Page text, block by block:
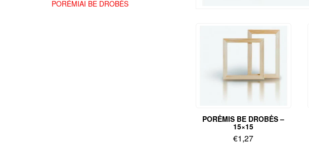
PORĖMIAI BE DROBĖS
PORĖMIS BE DROBĖS –
15×15
€1,27